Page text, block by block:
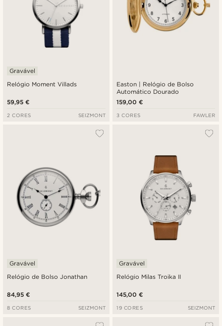
Relógio Moment Villads
Gravável
59,95 €
2 CORES SEIZMONT
Easton | Relógio de Bolso
Automático Dourado
159,00 €
3 CORES FAWLER
Relógio de Bolso Jonathan
Gravável
84,95 €
8 CORES SEIZMONT
Relógio Milas Troika II
Gravável
145,00 €
19 CORES SEIZMONT